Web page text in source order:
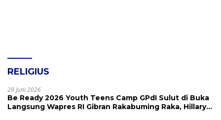
RELIGIUS
29 Juni 2026
Be Ready 2026 Youth Teens Camp GPdI Sulut di Buka
Langsung Wapres RI Gibran Rakabuming Raka, Hillary